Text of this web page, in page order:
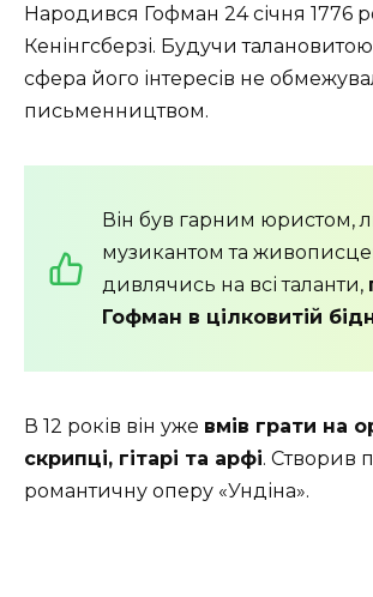
Народився Гофман 24 січня 1776
Кенінгсберзі. Будучи
сфера його інтересів не
письменництвом.
Він був гарним юристом,
музикантом та
дивлячись на всі таланти,
Гофман в цілковитій
В 12 років він уже вмів грати на
скрипці, гітарі та арфі. Створив
романтичну оперу «Ундіна».